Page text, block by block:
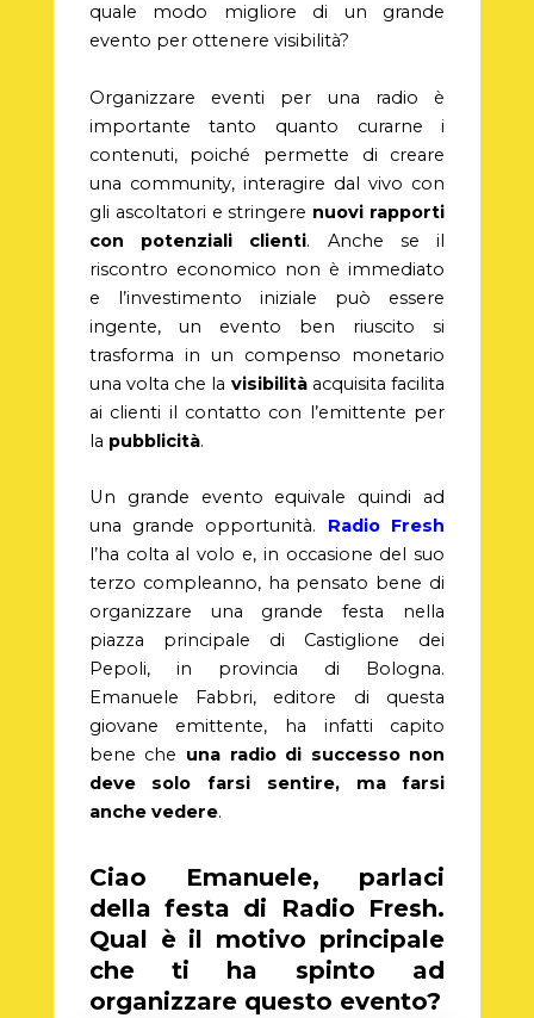
quale modo migliore di un grande
evento per ottenere visibilità?
Organizzare eventi per una radio è
importante tanto quanto curarne i
contenuti, poiché permette di creare
una community, interagire dal vivo con
gli ascoltatori e stringere nuovi rapporti
con potenziali clienti. Anche se il
riscontro economico non è immediato
e l’investimento iniziale può essere
ingente, un evento ben riuscito si
trasforma in un compenso monetario
una volta che la visibilitàacquisita facilita
ai clienti il contatto con l’emittente per
la pubblicità.
Un grande evento equivale quindi ad
una grande opportunità. Radio Fresh
l’ha colta al volo e, in occasione del suo
terzo compleanno, ha pensato bene di
organizzare una grande festa nella
piazza principale di Castiglione dei
Pepoli, in provincia di Bologna.
Emanuele Fabbri, editore di questa
giovane emittente, ha infatti capito
bene che una radio di successo non
deve solo farsi sentire, ma farsi
anche vedere.
Ciao Emanuele, parlaci
della festa di Radio Fresh.
Qual è il motivo principale
che ti ha spinto ad
organizzare questo evento?